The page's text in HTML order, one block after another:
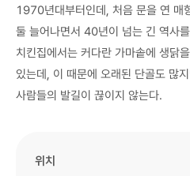
1970년대부터인데, 처음 문을 연 매
둘 늘어나면서 40년이 넘는 긴 역사
치킨집에서는 커다란 가마솥에 생닭
있는데, 이 때문에 오래된 단골도 많
사람들의 발길이 끊이지 않는다.
위치